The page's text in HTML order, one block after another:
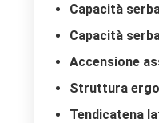
Capacità
Capacità
Accensione
Struttura
Tendicatena